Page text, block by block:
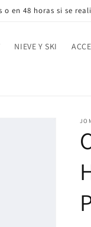
o en 48 horas si se
NIEVE Y SKI